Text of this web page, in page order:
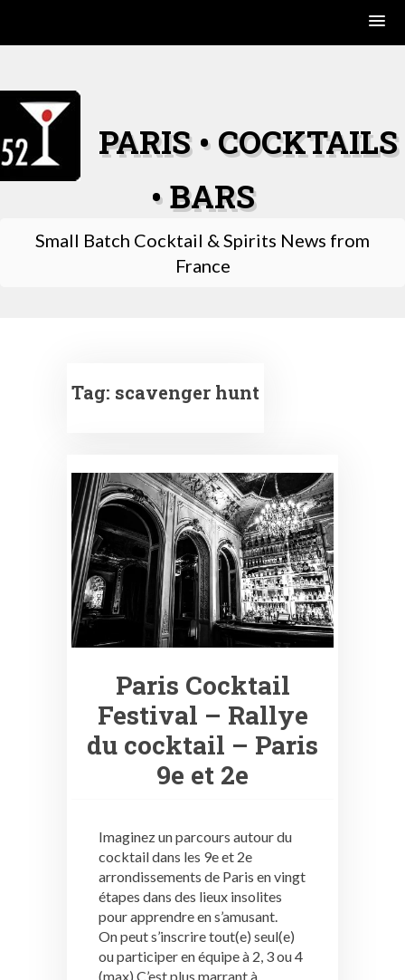
content
PARIS • COCKTAILS
• BARS
Small Batch Cocktail & Spirits News from
France
Tag: scavenger hunt
Paris Cocktail
Festival – Rallye
du cocktail – Paris
9e et 2e
Imaginez un parcours autour du
cocktail dans les 9e et 2e
arrondissements de Paris en vingt
étapes dans des lieux insolites
pour apprendre en s’amusant.
On peut s’inscrire tout(e) seul(e)
ou participer en équipe à 2, 3 ou 4
(max) C’est plus marrant à